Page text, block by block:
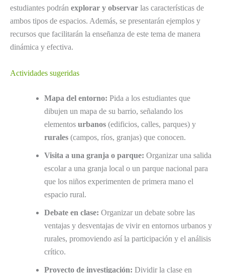
estudiantes podrán explorar y observar las características de
ambos tipos de espacios. Además, se presentarán ejemplos y
recursos que facilitarán la enseñanza de este tema de manera
dinámica y efectiva.
Actividades sugeridas
Mapa del entorno: Pida a los estudiantes que
dibujen un mapa de su barrio, señalando los
elementos urbanos (edificios, calles, parques) y
rurales (campos, ríos, granjas) que conocen.
Visita a una granja o parque: Organizar una salida
escolar a una granja local o un parque nacional para
que los niños experimenten de primera mano el
espacio rural.
Debate en clase: Organizar un debate sobre las
ventajas y desventajas de vivir en entornos urbanos y
rurales, promoviendo así la participación y el análisis
crítico.
Proyecto de investigación: Dividir la clase en